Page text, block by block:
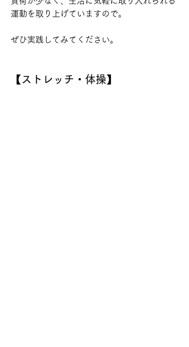
運動を取り上げていますので。
ぜひ実践してみてください。
【ストレッチ・体操】